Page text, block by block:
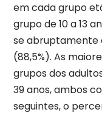
em cada grupo
grupo de 10 a 13
se abruptamente
(88,5%). As
grupos dos
39 anos, ambos
seguintes, o